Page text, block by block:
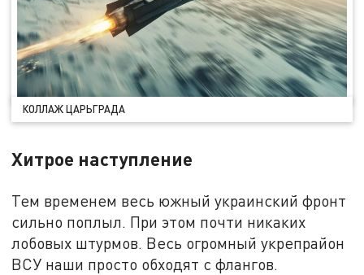
КОЛЛАЖ ЦАРЬГРАДА
Хитрое наступление
Тем временем весь южный украинский фронт
сильно поплыл. При этом почти никаких
лобовых штурмов. Весь огромный укрепрайон
ВСУ наши просто обходят с флангов.